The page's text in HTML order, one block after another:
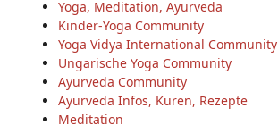
Yoga, Meditation, Ayurveda
Kinder-Yoga Community
Yoga Vidya International Community
Ungarische Yoga Community
Ayurveda Community
Ayurveda Infos, Kuren, Rezepte
Meditation